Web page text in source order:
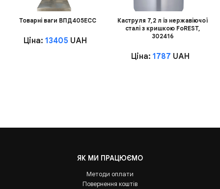
Товарні ваги ВПД405ЕСС
Ціна: 13405 UAH
Каструля 7,2 л із нержавіючої
сталі з кришкою FoREST,
302416
Ціна: 1787 UAH
ЯК МИ ПРАЦЮЄМО
Методи оплати
Повернення коштів